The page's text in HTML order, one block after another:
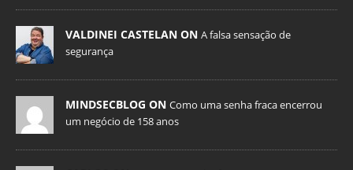
VALDINEI CASTELAN ON A falsa sensação de
segurança
MINDSECBLOG ON Como uma senha fraca encerrou
um negócio de 158 anos